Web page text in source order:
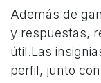
Además de
y respuestas,
útil.Las
perfil, junto